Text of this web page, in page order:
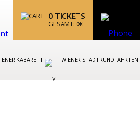
0 TICKETS
GESAMT: 0€
KABARETT WIENER STADTRUNDFAHRTEN